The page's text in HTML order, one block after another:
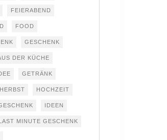
FEIERABEND
FOOD
GESCHENK
DER KÜCHE
GETRÄNK
HERBST HOCHZEIT
IDEEN
MINUTE GESCHENK